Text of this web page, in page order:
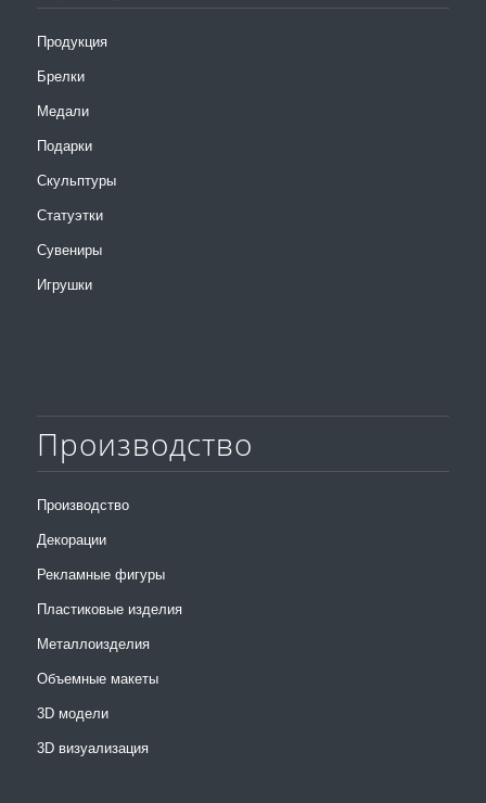
Продукция
Брелки
Медали
Подарки
Скульптуры
Статуэтки
Сувениры
Игрушки
Производство
Производство
Декорации
Рекламные фигуры
Пластиковые изделия
Металлоизделия
Объемные макеты
3D модели
3D визуализация